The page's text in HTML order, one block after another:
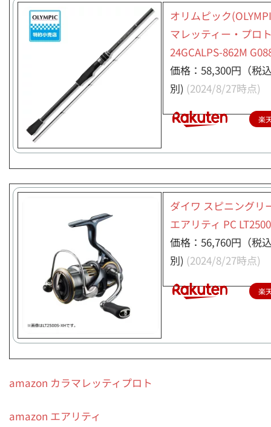
オリムピック
マレッティー・プロ
24GCALPS-862M
価格：58,300円（税
別) (2024/8/27時点)
楽
ダイワ スピニングリ
エアリティ PC LT2500
価格：56,760円（税
別) (2024/8/27時点)
楽
amazon カラマレッティプロト
amazon エアリティ